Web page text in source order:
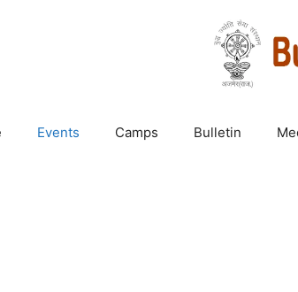
Events Camps Bulletin